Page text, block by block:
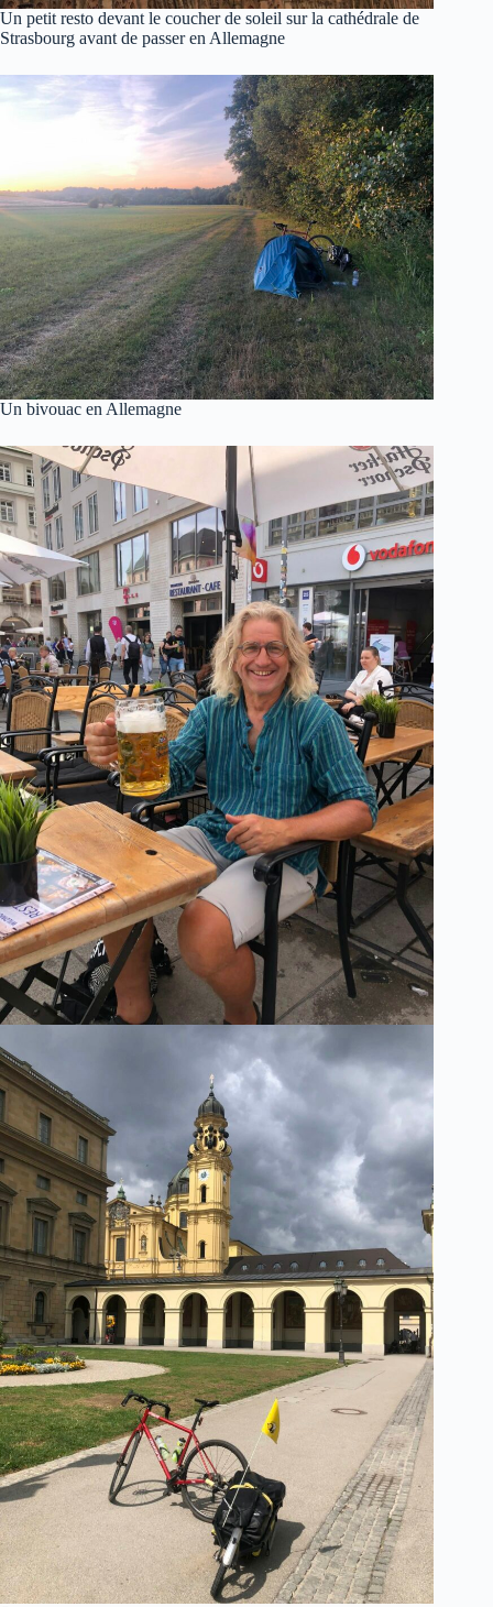
Un petit resto devant le coucher de soleil sur la cathédrale de
Strasbourg avant de passer en Allemagne
Un bivouac en Allemagne